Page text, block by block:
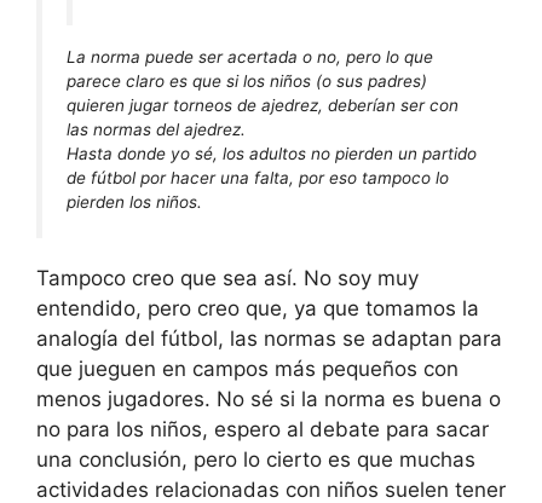
La norma puede ser acertada o no, pero lo que
parece claro es que si los niños (o sus padres)
quieren jugar torneos de ajedrez, deberían ser con
las normas del ajedrez.
Hasta donde yo sé, los adultos no pierden un partido
de fútbol por hacer una falta, por eso tampoco lo
pierden los niños.
Tampoco creo que sea así. No soy muy
entendido, pero creo que, ya que tomamos la
analogía del fútbol, las normas se adaptan para
que jueguen en campos más pequeños con
menos jugadores. No sé si la norma es buena o
no para los niños, espero al debate para sacar
una conclusión, pero lo cierto es que muchas
actividades relacionadas con niños suelen tener